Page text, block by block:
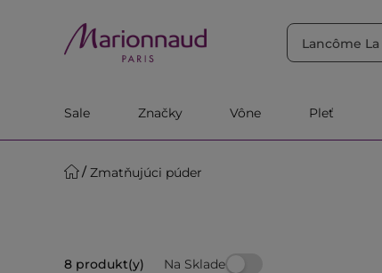
Sale Značky Vône Pleť
Zmatňujúci púder
8 produkt(y) Na Sklade